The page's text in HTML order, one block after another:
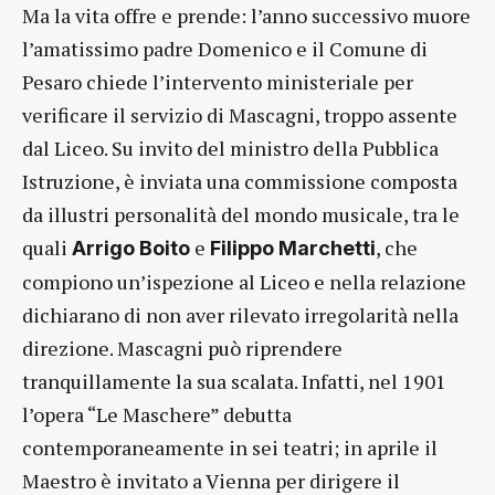
Ma la vita offre e prende: l’anno successivo muore
l’amatissimo padre Domenico e il Comune di
Pesaro chiede l’intervento ministeriale per
verificare il servizio di Mascagni, troppo assente
dal Liceo. Su invito del ministro della Pubblica
Istruzione, è inviata una commissione composta
da illustri personalità del mondo musicale, tra le
quali Arrigo Boito e Filippo Marchetti, che
compiono un’ispezione al Liceo e nella relazione
dichiarano di non aver rilevato irregolarità nella
direzione. Mascagni può riprendere
tranquillamente la sua scalata. Infatti, nel 1901
l’opera “Le Maschere” debutta
contemporaneamente in sei teatri; in aprile il
Maestro è invitato a Vienna per dirigere il